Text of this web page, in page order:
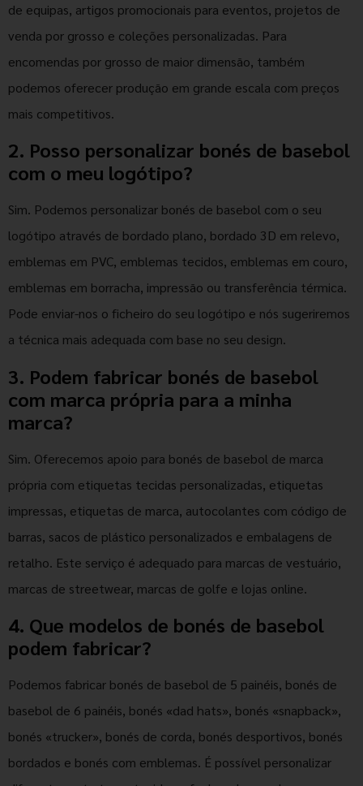
de equipas, artigos promocionais para eventos, projetos de
venda por grosso e coleções personalizadas. Para
encomendas por grosso de maior dimensão, também
podemos oferecer produção em grande escala com preços
mais competitivos.
2. Posso personalizar bonés de basebol
com o meu logótipo?
Sim. Podemos personalizar bonés de basebol com o seu
logótipo através de bordado plano, bordado 3D em relevo,
emblemas em PVC, emblemas tecidos, emblemas em couro,
emblemas em borracha, impressão ou transferência térmica.
Pode enviar-nos o ficheiro do seu logótipo e nós sugeriremos
a técnica mais adequada com base no seu design.
3. Podem fabricar bonés de basebol
com marca própria para a minha
marca?
Sim. Oferecemos apoio para bonés de basebol de marca
própria com etiquetas tecidas personalizadas, etiquetas
impressas, etiquetas de marca, autocolantes com código de
barras, sacos de plástico personalizados e embalagens de
retalho. Este serviço é adequado para marcas de vestuário,
marcas de streetwear, marcas de golfe e lojas online.
4. Que modelos de bonés de basebol
podem fabricar?
Podemos fabricar bonés de basebol de 5 painéis, bonés de
basebol de 6 painéis, bonés «dad hats», bonés «snapback»,
bonés «trucker», bonés de corda, bonés desportivos, bonés
bordados e bonés com emblemas. É possível personalizar